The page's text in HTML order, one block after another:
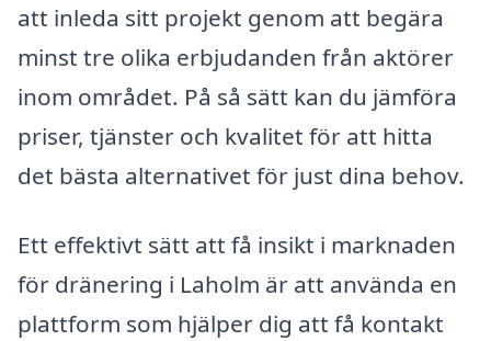
att inleda sitt projekt genom att begära
minst tre olika erbjudanden från aktörer
inom området. På så sätt kan du jämföra
priser, tjänster och kvalitet för att hitta
det bästa alternativet för just dina behov.
Ett effektivt sätt att få insikt i marknaden
för dränering i Laholm är att använda en
plattform som hjälper dig att få kontakt